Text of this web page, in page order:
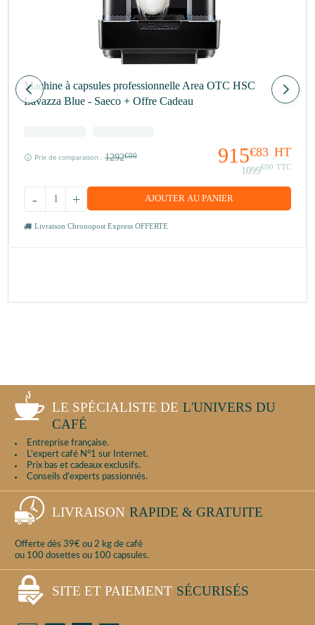
Machine à capsules professionnelle Area OTC HSC
Lavazza Blue - Saeco + Offre Cadeau
915€83 HT
1099€00 TTC
Prix de comparaison : 1292€00
+
- AJOUTER AU PANIER
Livraison Chronopost Express OFFERTE
LE SPÉCIALISTE DE L'UNIVERS DU
CAFÉ
Entreprise française.
L'expert café N°1 sur Internet.
Prix bas et cadeaux exclusifs.
Conseils d'experts passionnés.
LIVRAISON RAPIDE & GRATUITE
Offerte dès 39€ ou 2 kg de café
ou 100 dosettes ou 100 capsules.
SITE ET PAIEMENT SÉCURISÉS